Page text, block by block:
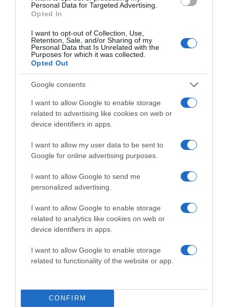
Personal Data for Targeted Advertising.
Opted In
I want to opt-out of Collection, Use,
Retention, Sale, and/or Sharing of my
Personal Data that Is Unrelated with the
Purposes for which it was collected.
Opted Out
Google consents
I want to allow Google to enable storage
related to advertising like cookies on web or
device identifiers in apps.
I want to allow my user data to be sent to
Google for online advertising purposes.
I want to allow Google to send me
personalized advertising.
I want to allow Google to enable storage
related to analytics like cookies on web or
device identifiers in apps.
I want to allow Google to enable storage
related to functionality of the website or app.
CONFIRM
A műsorvezető lassan húsz éve buddhista, mindennap
meditál, illetve rendszeresen elvonul pár napra. Bevallása